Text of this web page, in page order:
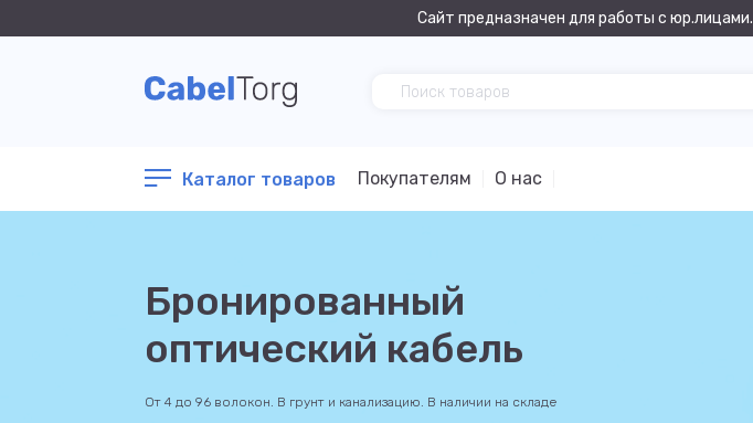
Сайт предназначен для работы с юр.лицами.
Каталог товаров Покупателям О нас
Бронированный
оптический кабель
От 4 до 96 волокон. В грунт и канализацию. В наличии на складе